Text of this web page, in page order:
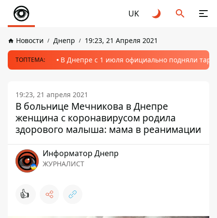
UK
Новости Днепр 19:23, 21 Апреля 2021
ТОПТЕМА: В Днепре с 1 июля официально подняли
19:23, 21 апреля 2021
В больнице Мечникова в Днепре
женщина с коронавирусом родила
здорового малыша: мама в реанимации
Информатор Днепр
ЖУРНАЛИСТ
👍